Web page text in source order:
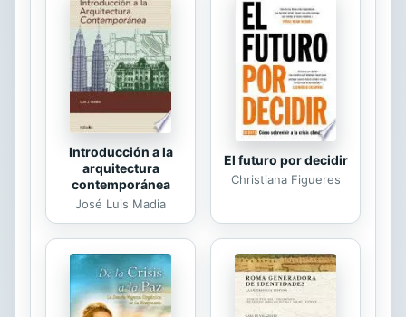
con un diagnóstico complejo como
consecuencia de factores
etiopatogénicos diferentes y
también con tratamientos distintos.
Por eso entra aquí el...
Introducción a la
arquitectura
contemporánea
José Luis Madia
El futuro por decidir
Christiana Figueres